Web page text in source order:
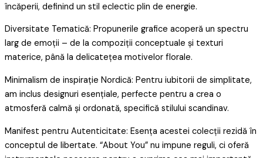
încăperii, definind un stil eclectic plin de energie.
Diversitate Tematică: Propunerile grafice acoperă un spectru
larg de emoții – de la compoziții conceptuale și texturi
materice, până la delicatețea motivelor florale.
Minimalism de inspirație Nordică: Pentru iubitorii de simplitate,
am inclus designuri esențiale, perfecte pentru a crea o
atmosferă calmă și ordonată, specifică stilului scandinav.
Manifest pentru Autenticitate: Esența acestei colecții rezidă în
conceptul de libertate. “About You” nu impune reguli, ci oferă